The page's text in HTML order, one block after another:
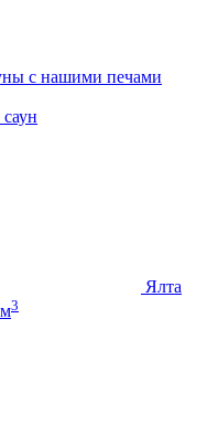
с нашими печами
Ялта
3